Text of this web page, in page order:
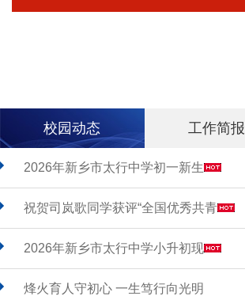
校园动态 工作简报
2026年新乡市太行中学初一新生
祝贺司岚歌同学获评“全国优秀共青
2026年新乡市太行中学小升初现
烽火育人守初心 一生笃行向光明